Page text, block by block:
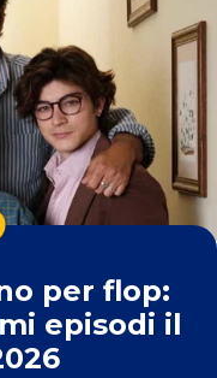
per flop:
episodi il